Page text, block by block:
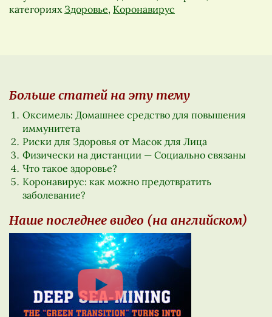
категориях Здоровье, Коронавирус
Больше статей на эту тему
Оксимель: Домашнее средство для повышения
иммунитета
Риски для Здоровья от Масок для Лица
Физически на дистанции — Социально связаны
Что такое здоровье?
Коронавирус: как можно предотвратить
заболевание?
Наше последнее видео (на английском)